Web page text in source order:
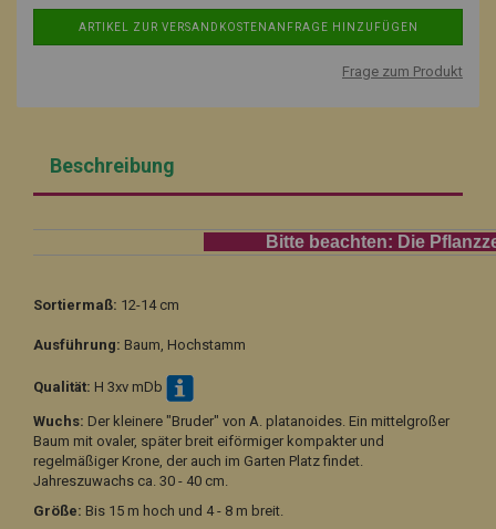
Frage zum Produkt
Beschreibung
Bitte beachten: Die Pflanzzeit für
Sortiermaß: 12-14 cm
Ausführung: Baum, Hochstamm
Qualität: H 3xv mDb
Wuchs: Der kleinere "Bruder" von A. platanoides. Ein mittelgroßer
Baum mit ovaler, später breit eiförmiger kompakter und
regelmäßiger Krone, der auch im Garten Platz findet.
Jahreszuwachs ca. 30 - 40 cm.
Größe: Bis 15 m hoch und 4 - 8 m breit.